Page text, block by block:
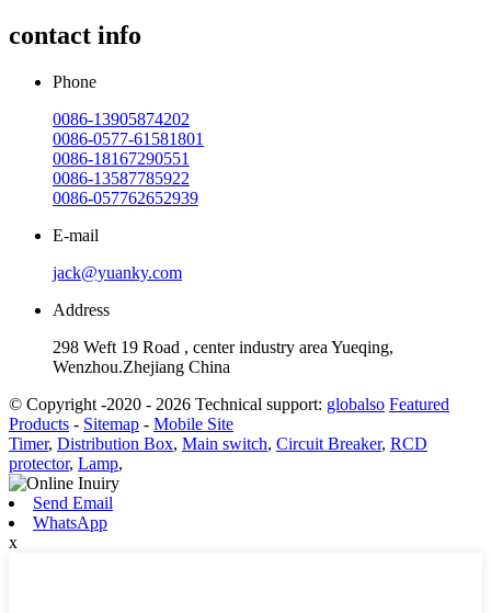
contact info
Phone
0086-13905874202
0086-0577-61581801
0086-18167290551
0086-13587785922
0086-057762652939
E-mail
jack@yuanky.com
Address
298 Weft 19 Road , center industry area Yueqing,
Wenzhou.Zhejiang China
© Copyright -2020 - 2026 Technical support: globalso Featured
Products - Sitemap - Mobile Site
Timer, Distribution Box, Main switch, Circuit Breaker, RCD
protector, Lamp,
Send Email
WhatsApp
x